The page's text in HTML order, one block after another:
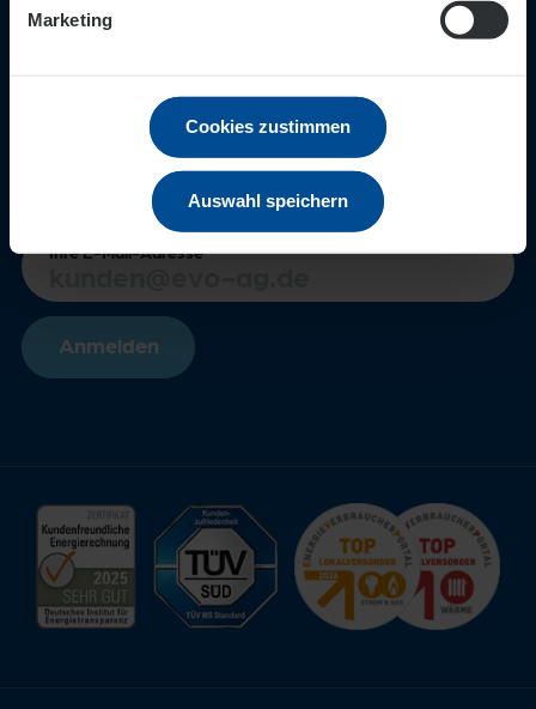
Marketing
Cookies zustimmen
Auswahl speichern
0 800/8060-3030
Immer informiert
Bleiben Sie immer auf dem neusten Stand!
Unser Newsletter hält Sie auf dem Laufenden.
Ihre E-Mail-Adresse
Anmelden